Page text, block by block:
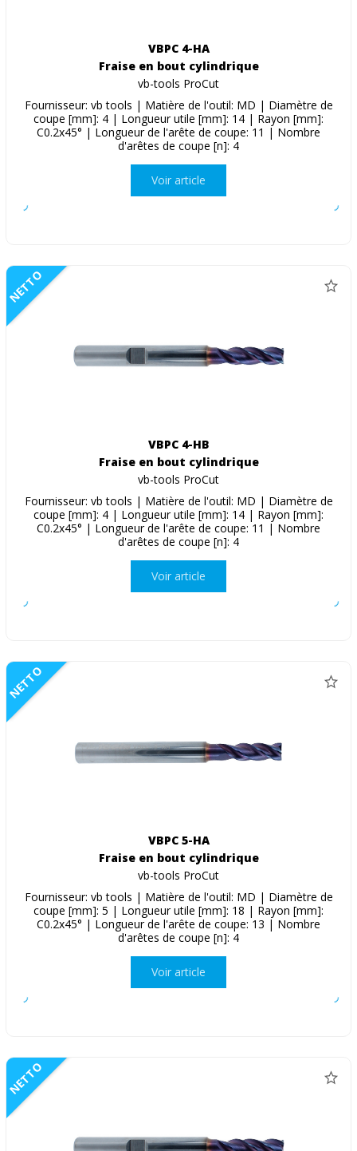
VBPC 4-HA
Fraise en bout cylindrique
vb-tools ProCut
Fournisseur: vb tools | Matière de l'outil: MD | Diamètre de
coupe [mm]: 4 | Longueur utile [mm]: 14 | Rayon [mm]:
C0.2x45° | Longueur de l'arête de coupe: 11 | Nombre
d'arêtes de coupe [n]: 4
Voir article
NETTO
VBPC 4-HB
Fraise en bout cylindrique
vb-tools ProCut
Fournisseur: vb tools | Matière de l'outil: MD | Diamètre de
coupe [mm]: 4 | Longueur utile [mm]: 14 | Rayon [mm]:
C0.2x45° | Longueur de l'arête de coupe: 11 | Nombre
d'arêtes de coupe [n]: 4
Voir article
NETTO
VBPC 5-HA
Fraise en bout cylindrique
vb-tools ProCut
Fournisseur: vb tools | Matière de l'outil: MD | Diamètre de
coupe [mm]: 5 | Longueur utile [mm]: 18 | Rayon [mm]:
C0.2x45° | Longueur de l'arête de coupe: 13 | Nombre
d'arêtes de coupe [n]: 4
Voir article
NETTO